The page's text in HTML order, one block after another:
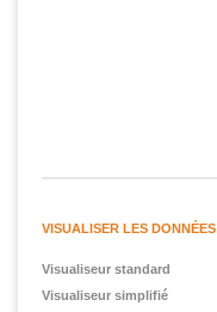
VISUALISER LES DONNÉES
Visualiseur standard
Visualiseur simplifié